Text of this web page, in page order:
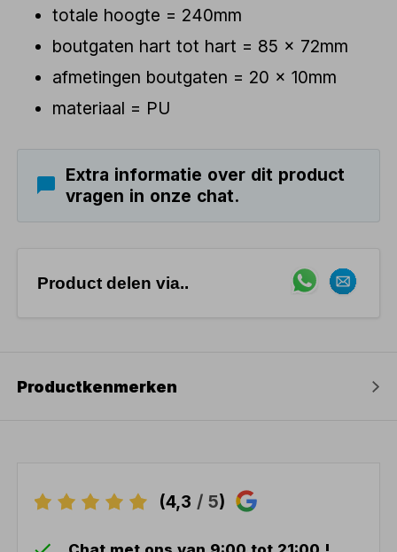
totale hoogte = 240mm
boutgaten hart tot hart = 85 x 72mm
afmetingen boutgaten = 20 x 10mm
materiaal = PU
Extra informatie over dit product
vragen in onze chat.
Product delen via..
Productkenmerken
(4,3 / 5)